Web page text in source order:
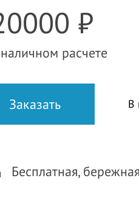
₽
расчете
В
Бесплатная,